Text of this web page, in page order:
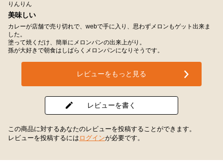
りんりん
美味しい
カレーが店舗で売り切れで、webで手に入り、思わずメロンもゲット出来ま
した。
塗って焼くだけ、簡単にメロンパンの出来上がり。
孫が大好きで朝食はしばらくメロンパンになりそうです。
レビューをもっと見る
レビューを書く
この商品に対するあなたのレビューを投稿することができます。
レビューを投稿するには ログインが必要です。